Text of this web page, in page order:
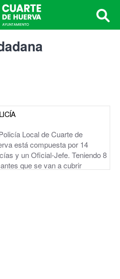
Local de Cuarte de
está compuesta por 14
y un Oficial-Jefe. Teniendo 8
que se van a cubrir